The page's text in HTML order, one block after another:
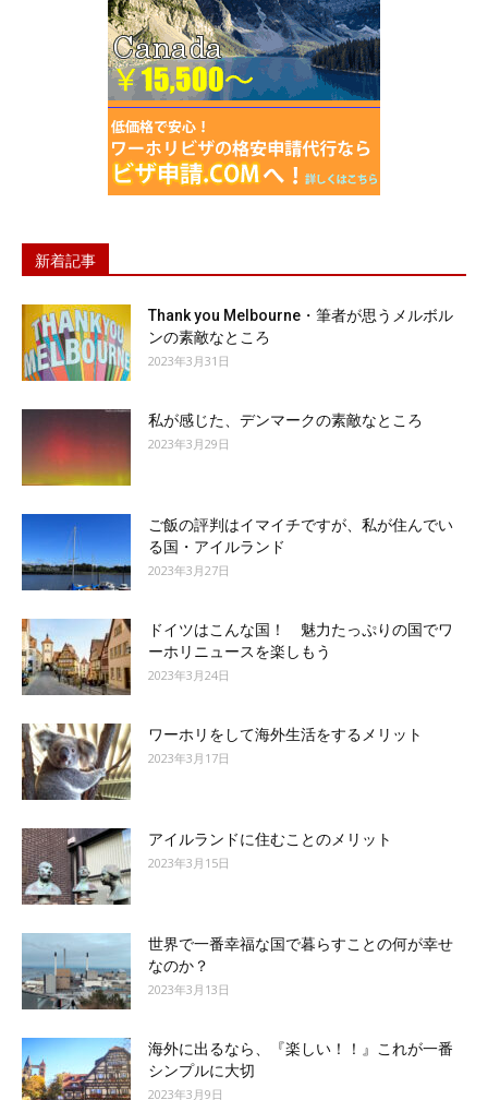
新着記事
Thank you Melbourne・筆者が思うメルボル
ンの素敵なところ
2023年3月31日
私が感じた、デンマークの素敵なところ
2023年3月29日
ご飯の評判はイマイチですが、私が住んでい
る国・アイルランド
2023年3月27日
ドイツはこんな国！ 魅力たっぷりの国でワ
ーホリニュースを楽しもう
2023年3月24日
ワーホリをして海外生活をするメリット
2023年3月17日
アイルランドに住むことのメリット
2023年3月15日
世界で一番幸福な国で暮らすことの何が幸せ
なのか？
2023年3月13日
海外に出るなら、『楽しい！！』これが一番
シンプルに大切
2023年3月9日